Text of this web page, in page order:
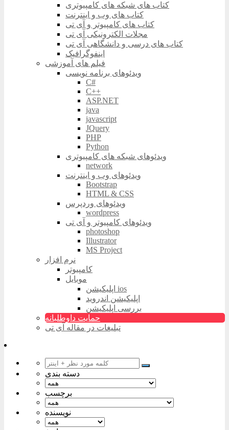
کتاب های شبکه های کامپیوتری
کتاب های وب و اینترنت
کتاب های کامپیوتر و آی تی
مجلات الکترونیکی آی تی
کتاب های درسی و دانشگاهی آی تی
اینفوگرافیک
فیلم های آموزشی
ویدئوهای برنامه نویسی
C#
C++
ASP.NET
java
javascript
JQuery
PHP
Python
ویدئوهای شبکه های کامپیوتری
network
ویدئوهای وب و اینترنت
Bootstrap
HTML & CSS
ویدئوهای وردپرس
wordpress
ویدئوهای کامپیوتر و آی تی
photoshop
Illustrator
MS Project
نرم افزار
کامپیوتر
موبایل
اپلیکیشن ios
اپلیکیشن اندروید
بررسی اپلیکیشن
حمایت داوطلبانه
تبلیغات در مقاله آی تی
دسته بندی
برچسب
نویسنده